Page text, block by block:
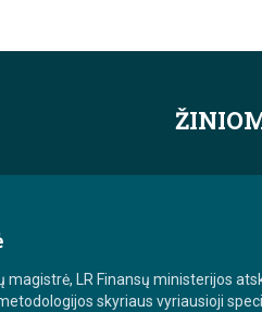
magistrė, LR Finansų ministerijos
skyriaus vyriausioji